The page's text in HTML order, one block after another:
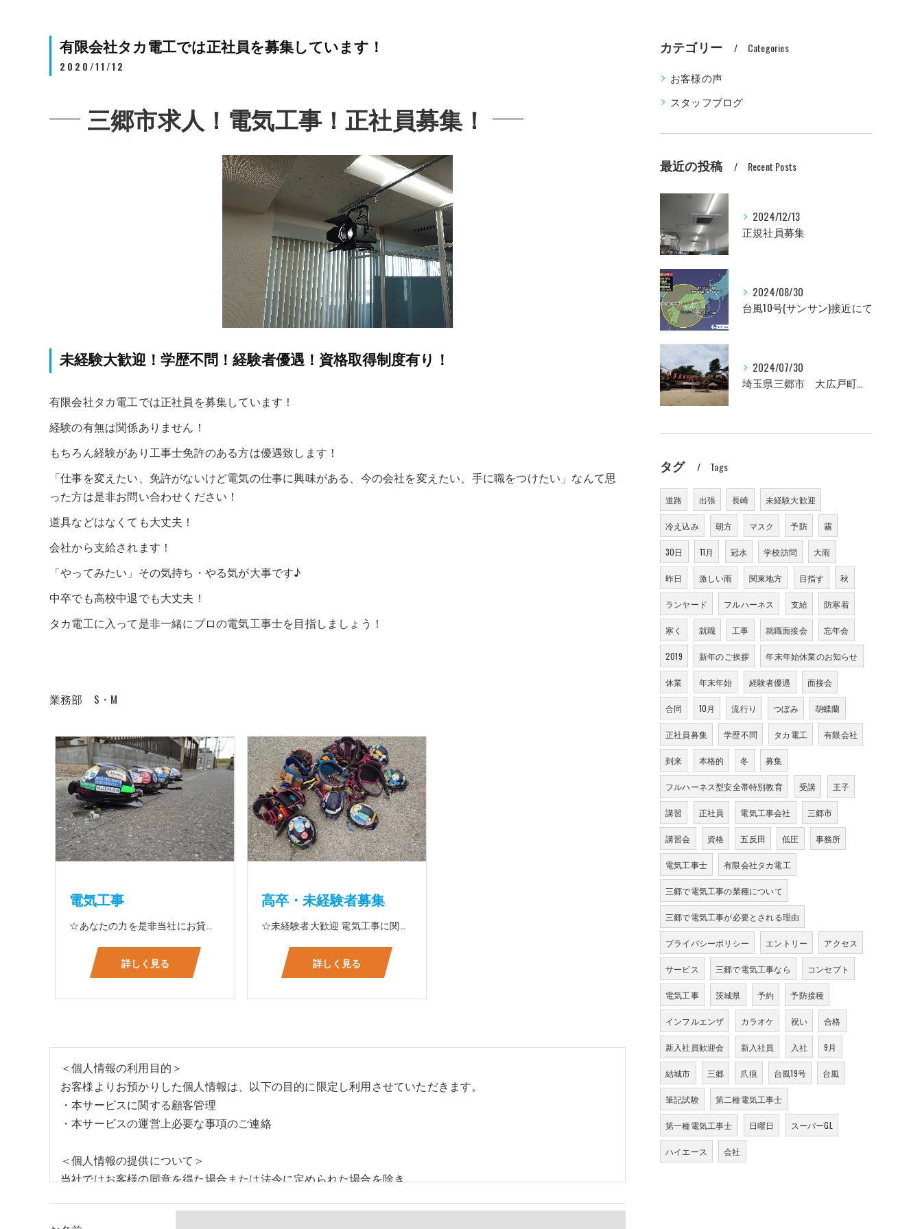
有限会社タカ電工では正社員を募集しています！
2020/11/12
三郷市求人！電気工事！正社員募集！
未経験大歓迎！学歴不問！経験者優遇！資格取得制度有り！
有限会社タカ電工では正社員を募集しています！
経験の有無は関係ありません！
もちろん経験があり工事士免許のある方は優遇致します！
「仕事を変えたい、免許がないけど電気の仕事に興味がある、今の会社を変えたい、手に職をつけたい」なんて思
った方は是非お問い合わせください！
道具などはなくても大丈夫！
会社から支給されます！
「やってみたい」その気持ち・やる気が大事です♪
中卒でも高校中退でも大丈夫！
タカ電工に入って是非一緒にプロの電気工事士を目指しましょう！
業務部 S・M
電気工事
☆あなたの力を是非当社にお貸して下さい 電気工事に関する事ならオールマイティに対応しております（室内配線・室外配線、スイッチコンセント取付け、照明器具取付け、配電盤取付け、エアコン取付け、LANケーブル配線、アンテナ取付けなど） 【工具支給致します】 また新品工具と新品作業服を完全支給を致します。 高品質の作業服と工具入社してくれた方には支給致します♪
詳しく見る
高卒・未経験者募集
☆未経験者大歓迎 電気工事に関する事ならオールマイティに対応可能‼幅広く技術を身に付けて頂けます（室内配線・室外配線、スイッチコンセント取付け、照明器具取付け、配電盤取付け、エアコン取付け、LANケーブル配線、アンテナ取付けなど） 先輩社員が一から指導を行うため未経験の方でも安心して働いていただけます♪ ☆資格支援制度あり 実績があるからこそ社内で教習と経験を積んでいただくことで資格を当社で発行できることができます。 【工具支給致します】 また新品工具と新品作業服を完全支給を致します。 高品質の作業服と工具入社してくれた方には支給致します♪
詳しく見る
＜個人情報の利用目的＞
お客様よりお預かりした個人情報は、以下の目的に限定し利用させていただきます。
・本サービスに関する顧客管理
・本サービスの運営上必要な事項のご連絡
＜個人情報の提供について＞
当社ではお客様の同意を得た場合または法令に定められた場合を除き、
カテゴリー Categories
お客様の声
スタッフブログ
最近の投稿 Recent Posts
2024/12/13
正規社員募集
2024/08/30
台風10号(サンサン)接近にて
2024/07/30
埼玉県三郷市 大広戸町会納涼盆踊り大会のお知らせ 2024
タグ Tags
道路 出張 長崎 未経験大歓迎
冷え込み 朝方 マスク 予防 霧
30日 11月 冠水 学校訪問 大雨
昨日 激しい雨 関東地方 目指す 秋
ランヤード フルハーネス 支給 防寒着
寒く 就職 工事 就職面接会 忘年会
2019 新年のご挨拶 年末年始休業のお知らせ
休業 年末年始 経験者優遇 面接会
合同 10月 流行り つぼみ 胡蝶蘭
正社員募集 学歴不問 タカ電工 有限会社
到来 本格的 冬 募集
フルハーネス型安全帯特別教育 受講 王子
講習 正社員 電気工事会社 三郷市
講習会 資格 五反田 低圧 事務所
電気工事士 有限会社タカ電工
三郷で電気工事の業種について
三郷で電気工事が必要とされる理由
プライバシーポリシー エントリー アクセス
サービス 三郷で電気工事なら コンセプト
電気工事 茨城県 予約 予防接種
インフルエンザ カラオケ 祝い 合格
新入社員歓迎会 新入社員 入社 9月
結城市 三郷 爪痕 台風19号 台風
筆記試験 第二種電気工事士
第一種電気工事士 日曜日 スーパーGL
ハイエース 会社